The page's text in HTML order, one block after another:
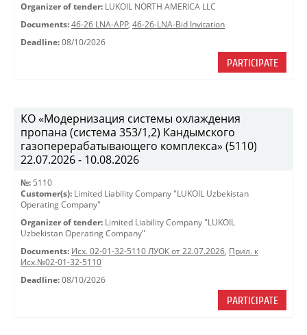
Organizer of tender: LUKOIL NORTH AMERICA LLC
Documents: 46-26 LNA-APP, 46-26-LNA-Bid Invitation
Deadline: 08/10/2026
PARTICIPATE
КО «Модернизация системы охлаждения
пропана (система 353/1,2) Кандымского
газоперерабатывающего комплекса» (5110)
22.07.2026 - 10.08.2026
№: 5110
Customer(s): Limited Liability Company "LUKOIL Uzbekistan
Operating Company"
Organizer of tender: Limited Liability Company "LUKOIL
Uzbekistan Operating Company"
Documents: Исх. 02-01-32-5110 ЛУОК от 22.07.2026, Прил. к
Исх.№02-01-32-5110
Deadline: 08/10/2026
PARTICIPATE